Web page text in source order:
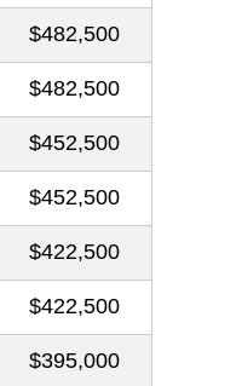
$482,500
$482,500
$452,500
$452,500
$422,500
$422,500
$395,000